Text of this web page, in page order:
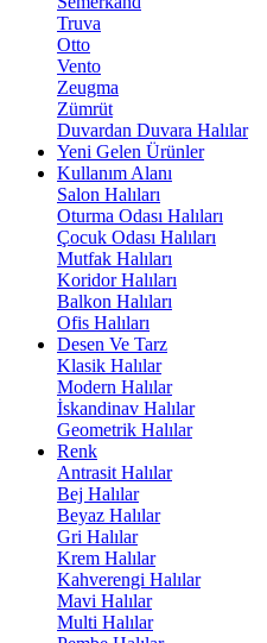
Truva
Otto
Vento
Zeugma
Zümrüt
Duvardan Duvara Halılar
Yeni Gelen Ürünler
Kullanım Alanı
Salon Halıları
Oturma Odası Halıları
Çocuk Odası Halıları
Mutfak Halıları
Koridor Halıları
Balkon Halıları
Ofis Halıları
Desen Ve Tarz
Klasik Halılar
Modern Halılar
İskandinav Halılar
Geometrik Halılar
Renk
Antrasit Halılar
Bej Halılar
Beyaz Halılar
Gri Halılar
Krem Halılar
Kahverengi Halılar
Mavi Halılar
Multi Halılar